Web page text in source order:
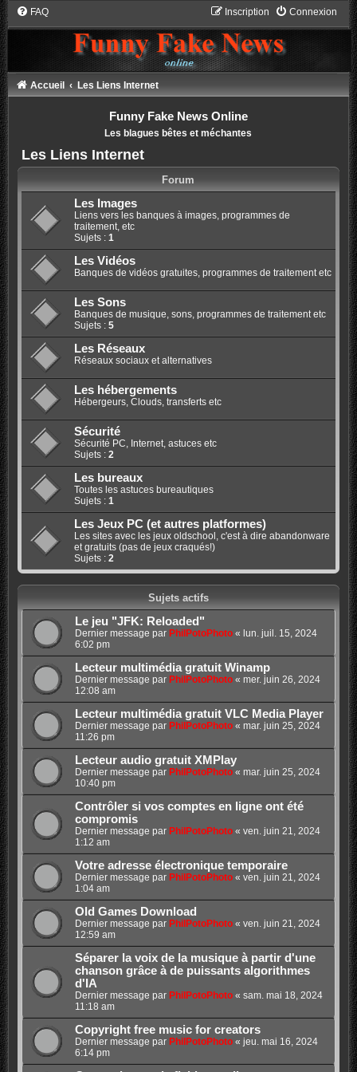
FAQ Connexion
Inscription
Accueil Les Liens Internet
Funny Fake News Online
Les blagues bêtes et méchantes
Les Liens Internet
Forum
Les Images
Liens vers les banques à images, programmes de
traitement, etc
Sujets : 1
Les Vidéos
Banques de vidéos gratuites, programmes de traitement etc
Les Sons
Banques de musique, sons, programmes de traitement etc
Sujets : 5
Les Réseaux
Réseaux sociaux et alternatives
Les hébergements
Hébergeurs, Clouds, transferts etc
Sécurité
Sécurité PC, Internet, astuces etc
Sujets : 2
Les bureaux
Toutes les astuces bureautiques
Sujets : 1
Les Jeux PC (et autres platformes)
Les sites avec les jeux oldschool, c'est à dire abandonware
et gratuits (pas de jeux craqués!)
Sujets : 2
Sujets actifs
Le jeu "JFK: Reloaded"
Dernier message par PhilPotoPhoto« lun. juil. 15, 2024
6:02 pm
Lecteur multimédia gratuit Winamp
Dernier message par PhilPotoPhoto« mer. juin 26, 2024
12:08 am
Lecteur multimédia gratuit VLC Media Player
Dernier message par PhilPotoPhoto« mar. juin 25, 2024
11:26 pm
Lecteur audio gratuit XMPlay
Dernier message par PhilPotoPhoto« mar. juin 25, 2024
10:40 pm
Contrôler si vos comptes en ligne ont été
compromis
Dernier message par PhilPotoPhoto« ven. juin 21, 2024
1:12 am
Votre adresse électronique temporaire
Dernier message par PhilPotoPhoto« ven. juin 21, 2024
1:04 am
Old Games Download
Dernier message par PhilPotoPhoto« ven. juin 21, 2024
12:59 am
Séparer la voix de la musique à partir d'une
chanson grâce à de puissants algorithmes
d'IA
Dernier message par PhilPotoPhoto« sam. mai 18, 2024
11:18 am
Copyright free music for creators
Dernier message par PhilPotoPhoto« jeu. mai 16, 2024
6:14 pm